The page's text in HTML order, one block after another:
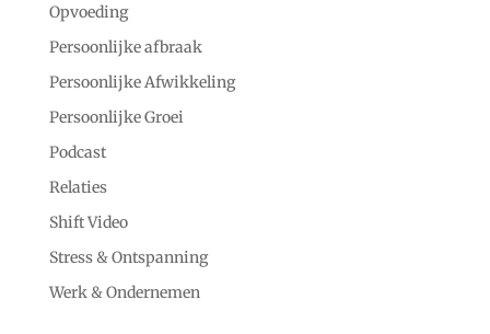
Opvoeding
Persoonlijke afbraak
Persoonlijke Afwikkeling
Persoonlijke Groei
Podcast
Relaties
Shift Video
Stress & Ontspanning
Werk & Ondernemen